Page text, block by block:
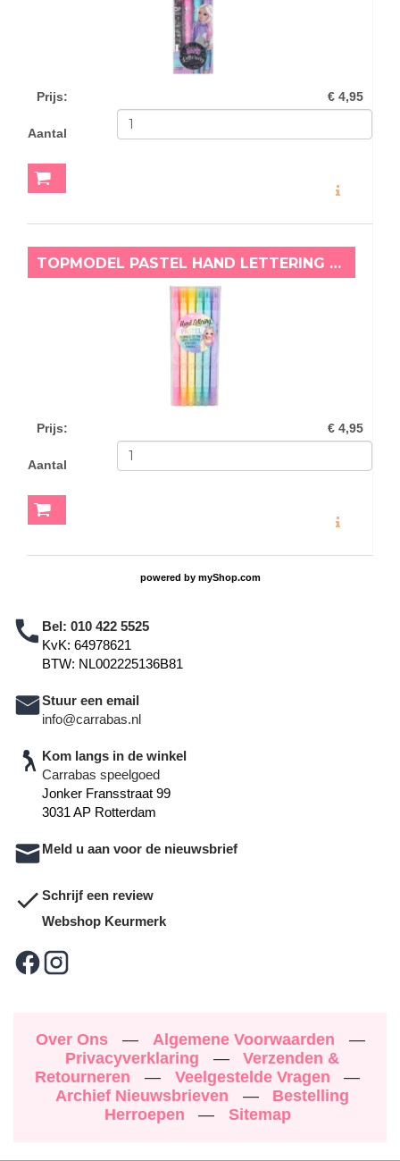
Prijs: € 4,95
Aantal
TOPMODEL PASTEL HAND LETTERING VILTSTIFTEN
Prijs: € 4,95
Aantal
powered by myShop.com
Bel: 010 422 5525
KvK: 64978621
BTW: NL002225136B81
Stuur een email
info@carrabas.nl
Kom langs in de winkel
Carrabas speelgoed
Jonker Fransstraat 99
3031 AP Rotterdam
Meld u aan voor de nieuwsbrief
Schrijf een review
Webshop Keurmerk
Over Ons — Algemene Voorwaarden
—
Privacyverklaring
—
Verzenden &
Retourneren
— Veelgestelde Vragen
—
Archief Nieuwsbrieven
—
Bestelling
Herroepen
— Sitemap